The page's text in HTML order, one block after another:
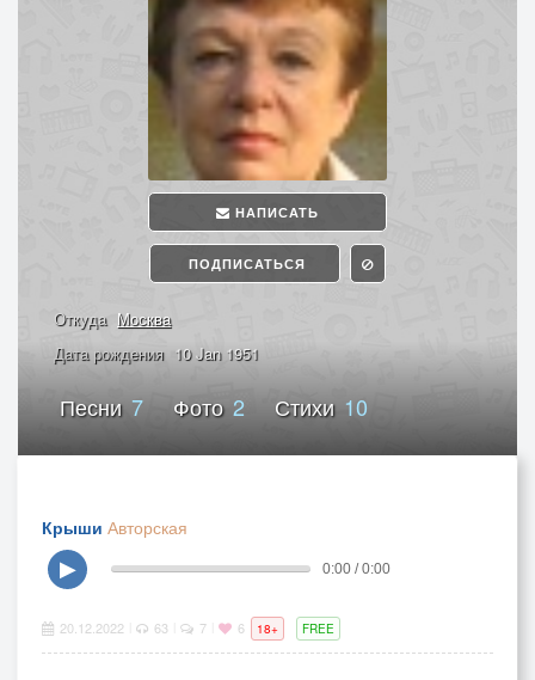
НАПИСАТЬ
ПОДПИСАТЬСЯ
Откуда Москва
Дата рождения 10 Jan 1951
Песни7 Фото 2 Стихи 10
Крыши Авторская
▶
0:00 / 0:00
20.12.2022 63 7 6 18+ FREE